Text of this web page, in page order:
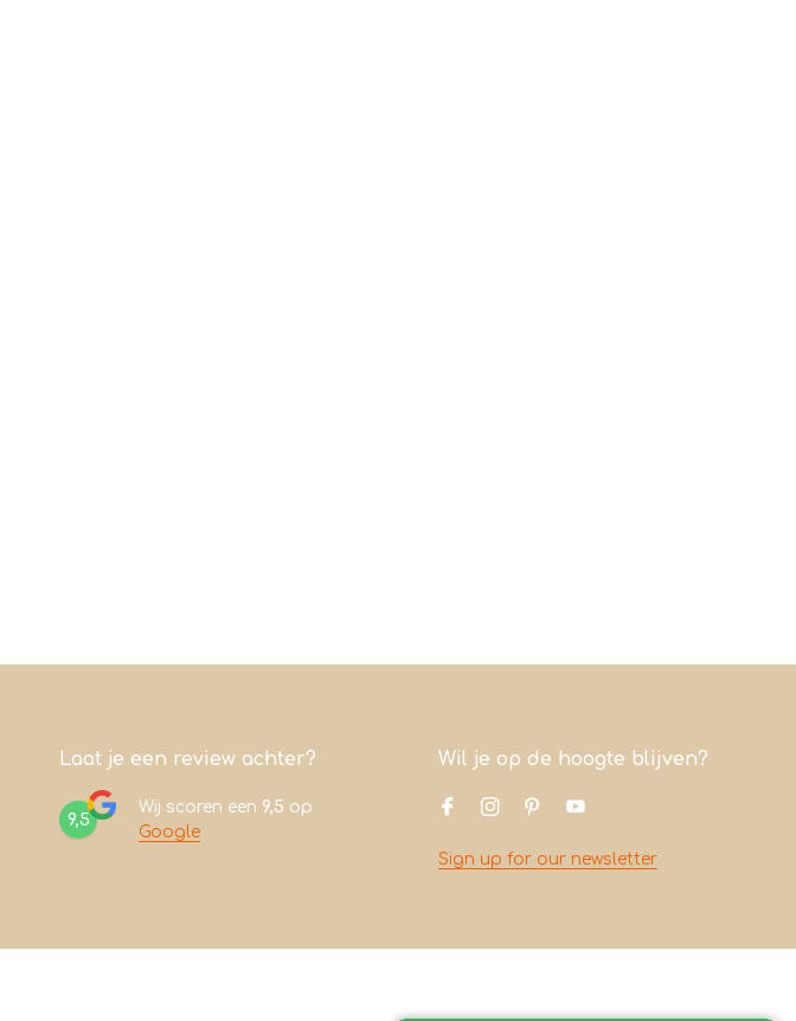
Laat je een review achter?
9,5
Wij scoren een 9,5 op
Google
Wil je op de hoogte blijven?
Sign up for our newsletter